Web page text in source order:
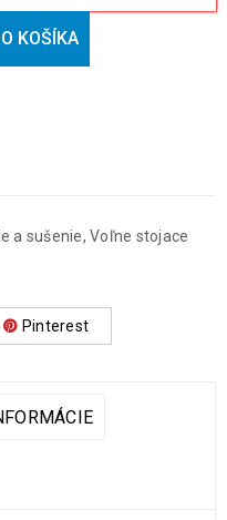
KOŠÍKA
a sušenie, Voľne stojace
Pinterest